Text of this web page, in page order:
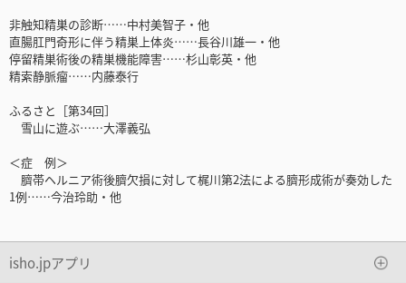
非触知精巣の診断……中村美智子・他
直腸肛門奇形に伴う精巣上体炎……長谷川雄一・他
停留精巣術後の精巣機能障害……杉山彰英・他
精索静脈瘤……内藤泰行
ふるさと［第34回］
雪山に遊ぶ……大澤義弘
＜症 例＞
臍帯ヘルニア術後臍欠損に対して梶川第2法による臍形成術が奏効した
1例……今治玲助・他
isho.jpアプリ